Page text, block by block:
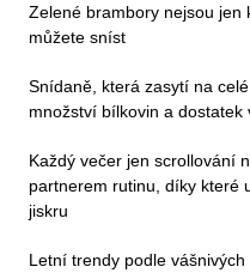
Zelené brambory nejsou jen
můžete sníst
Snídaně, která zasytí na
množství bílkovin a dostatek
Každý večer jen scrollování
partnerem rutinu, díky které
jiskru
Letní trendy podle